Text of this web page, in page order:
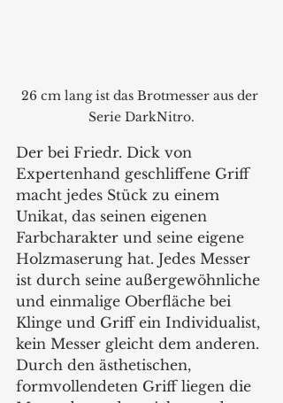
26 cm lang ist das Brotmesser aus der
Serie DarkNitro.
Der bei Friedr. Dick von
Expertenhand geschliffene Griff
macht jedes Stück zu einem
Unikat, das seinen eigenen
Farbcharakter und seine eigene
Holzmaserung hat. Jedes Messer
ist durch seine außergewöhnliche
und einmalige Oberfläche bei
Klinge und Griff ein Individualist,
kein Messer gleicht dem anderen.
Durch den ästhetischen,
formvollendeten Griff liegen die